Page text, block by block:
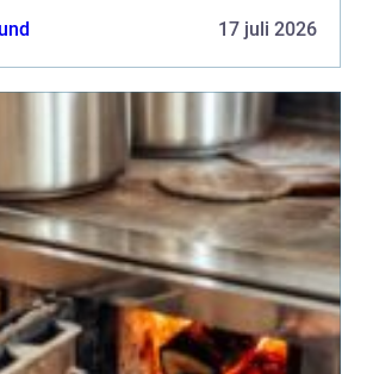
17 juli 2026